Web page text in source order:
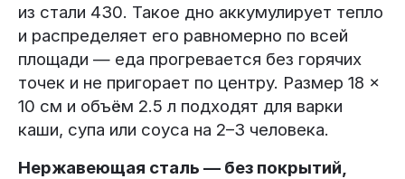
из стали 430. Такое дно аккумулирует тепло
и распределяет его равномерно по всей
площади — еда прогревается без горячих
точек и не пригорает по центру. Размер 18 ×
10 см и объём 2.5 л подходят для варки
каши, супа или соуса на 2–3 человека.
Нержавеющая сталь — без покрытий,